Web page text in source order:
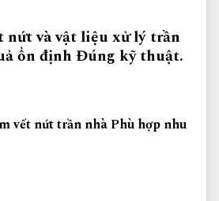
nứt và vật liệu xử lý trần
ổn địnhĐúng kỹ thuật.
vết nứt trần nhàPhù hợp nhu